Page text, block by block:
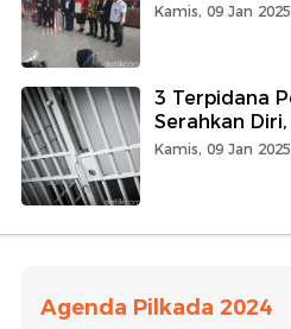
Kamis, 09 Jan
3 Terpidana
Serahkan
Kamis, 09 Jan
Agenda Pilkada 2024